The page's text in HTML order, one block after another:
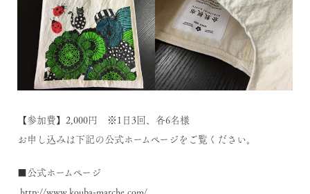
【参加費】2,000円 ※1日3回、各6名様
お申し込みは下記の公式ホームページをご覧ください。
■公式ホームページ